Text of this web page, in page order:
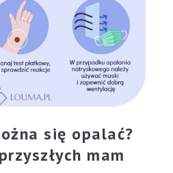
się opalać?
mam